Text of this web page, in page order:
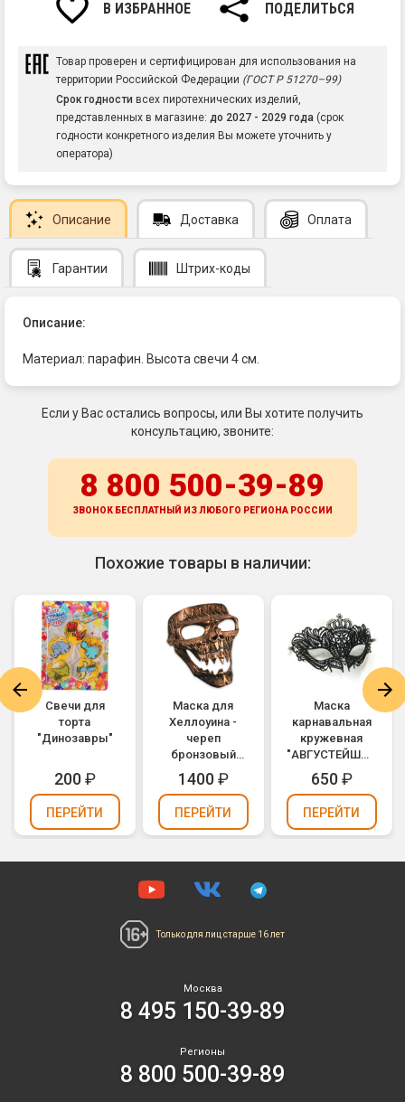
В ИЗБРАННОЕ ПОДЕЛИТЬСЯ
Товар проверен и сертифицирован для использования на
территории Российской Федерации (ГОСТ Р 51270–99)
Срок годности всех пиротехнических изделий,
представленных в магазине: до 2027 - 2029 года (срок
годности конкретного изделия Вы можете уточнить у
оператора)
Описание Доставка Оплата
Гарантии Штрих-коды
Описание:
Материал: парафин. Высота свечи 4 см.
Если у Вас остались вопросы, или Вы хотите получить
консультацию, звоните:
8 800 500-39-89
ЗВОНОК БЕСПЛАТНЫЙ ИЗ ЛЮБОГО РЕГИОНА РОССИИ
Похожие товары в наличии:
Свечи для
торта
"Динозавры"
200₽
ПЕРЕЙТИ
Маска для
Хеллоуина -
череп
бронзовый
(М19)
1400₽
ПЕРЕЙТИ
Маска
карнавальная
кружевная
"АВГУСТЕЙШАЯ
ОСОБА" (М14)
650₽
ПЕРЕЙТИ
Только для лиц старше 16 лет
Москва
8 495 150-39-89
Регионы
8 800 500-39-89